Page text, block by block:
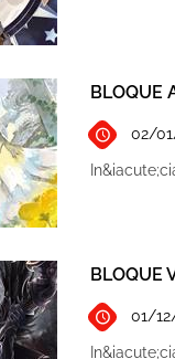
BLOQUE
02/
BLOQUE
01/